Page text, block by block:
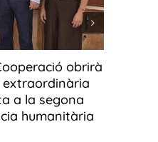
obrirà
a la segona
humanitària